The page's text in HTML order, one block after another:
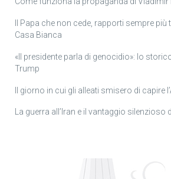
Il Papa che non cede, rapporti sempre
Casa Bianca
«Il presidente parla di genocidio»: lo
Trump
Il giorno in cui gli alleati smisero di capire
La guerra all’Iran e il vantaggio silenzioso